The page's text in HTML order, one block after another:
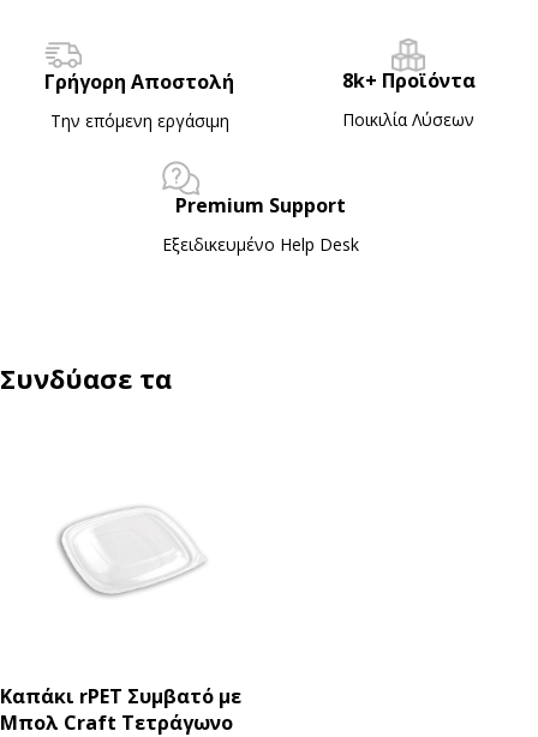
Γρήγορη Αποστολή
Την επόμενη εργάσιμη
8k+ Προϊόντα
Ποικιλία Λύσεων
Premium Support
Εξειδικευμένο Ηelp Desk
Συνδύασε τα
Καπάκι rPET Συμβατό με
Μπολ Craft Τετράγωνο